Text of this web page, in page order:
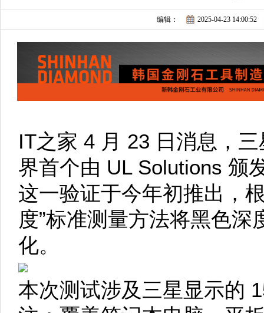
编辑： 2025-04-23 14:00:52
IT之家 4 月 23 日消息，
界首个由 UL Solutions 颁
这一验证于今年初推出，
度”标准测量方法将黑色深
化。
本次测试涉及三星显示的